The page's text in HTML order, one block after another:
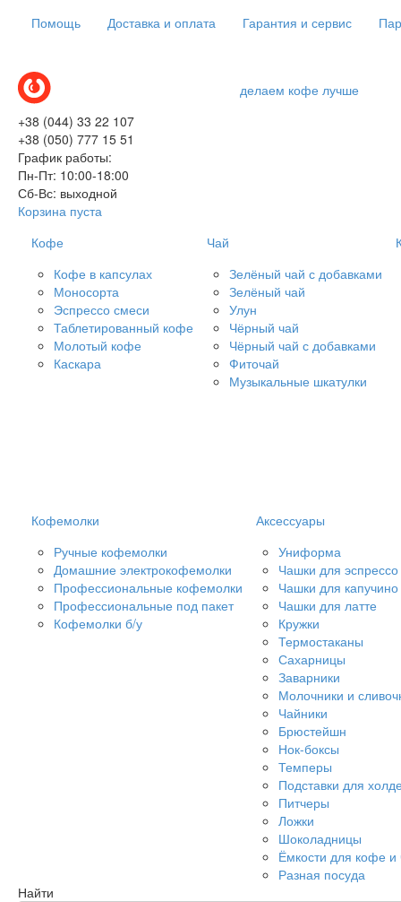
Помощь Доставка и оплата Гарантия и сервис
делаем кофе лучше
+38 (044) 33 22 107
+38 (050) 777 15 51
График работы:
Пн-Пт: 10:00-18:00
Сб-Вс: выходной
Корзина пуста
Кофе
Кофе в капсулах
Моносорта
Эспрессо смеси
Таблетированный кофе
Молотый кофе
Каскара
Чай
Зелёный чай с добавками
Зелёный чай
Улун
Чёрный чай
Чёрный чай с добавками
Фиточай
Музыкальные шкатулки
Кофемолки
Ручные кофемолки
Домашние электрокофемолки
Профессиональные кофемолки
Профессиональные под пакет
Кофемолки б/у
Аксессуары
Униформа
Чашки для эспрессо
Чашки для капучино
Чашки для латте
Кружки
Термостаканы
Сахарницы
Заварники
Молочники и
Чайники
Брюстейшн
Нок-боксы
Темперы
Подставки для
Питчеры
Ложки
Шоколадницы
Ёмкости для кофе и
Разная посуда
Найти